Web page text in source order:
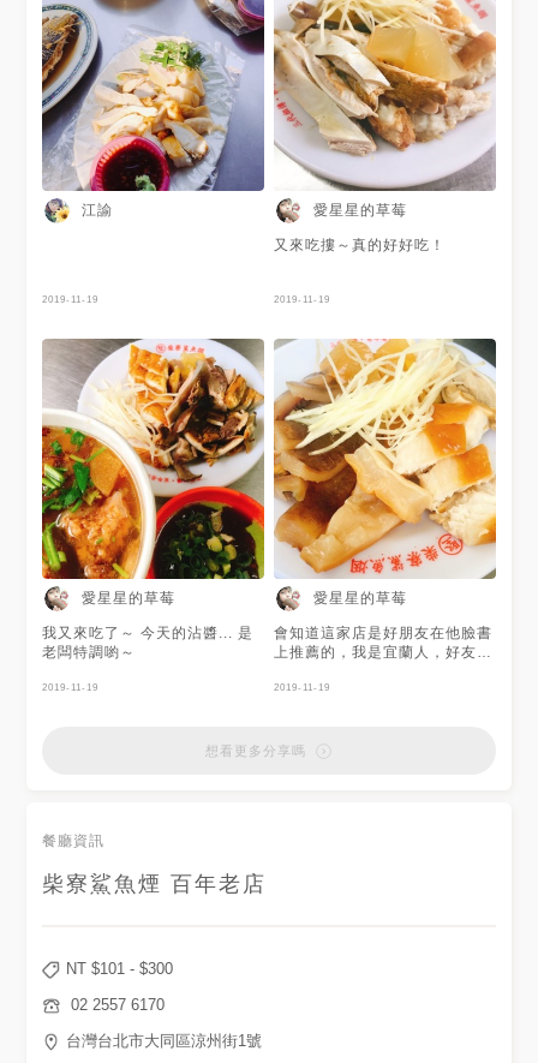
江諭
2019-11-19
愛星星的草莓
又來吃摟～真的好好吃！
2019-11-19
愛星星的草莓
我又來吃了～ 今天的沾醬... 是
老闆特調喲～
2019-11-19
愛星星的草莓
會知道這家店是好朋友在他臉書
上推薦的，我是宜蘭人，好友也
煙就很好吃了...懷著半信半疑的
喜歡吃鯊魚煙的別錯過喔！
2019-11-19
想看更多分享嗎
餐廳資訊
柴寮鯊魚煙 百年老店
NT $101 - $300
02 2557 6170
台灣台北市大同區涼州街1號